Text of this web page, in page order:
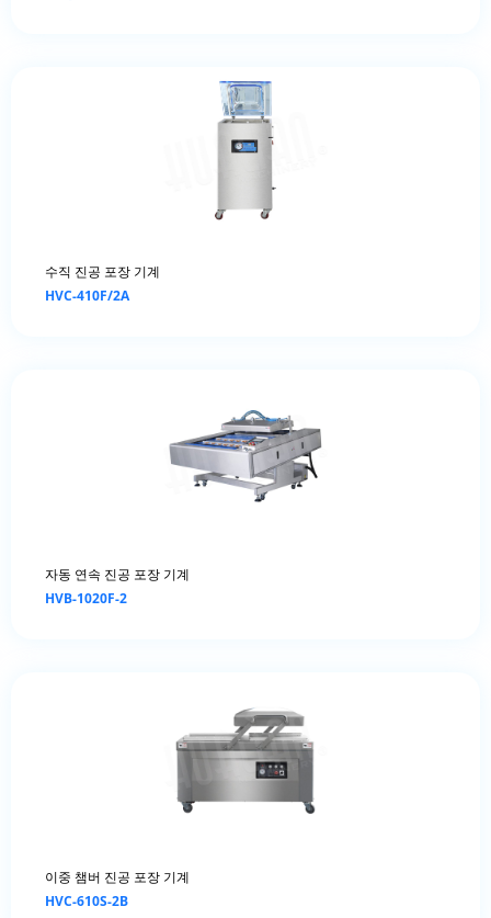
수직 진공 포장 기계
HVC-410F/2A
자동 연속 진공 포장 기계
HVB-1020F-2
이중 챔버 진공 포장 기계
HVC-610S-2B